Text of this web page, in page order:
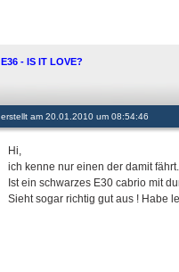
E36 - IS IT LOVE?
erstellt am 20.01.2010 um 08:54:46
Hi,
ich kenne nur einen der damit fährt.
Ist ein schwarzes E30 cabrio mit
Sieht sogar richtig gut aus ! Habe